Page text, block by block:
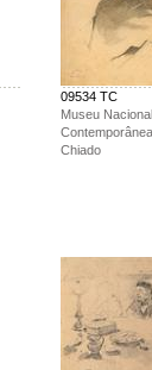
09534 TC
Museu
Chiado